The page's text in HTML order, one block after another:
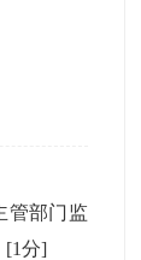
管部门监
[1分]